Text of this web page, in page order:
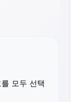
모두 선택